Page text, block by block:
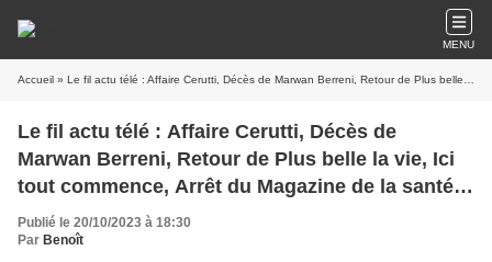
MENU
Accueil » Le fil actu télé : Affaire Cerutti, Décès de Marwan Berreni, Retour de Plus belle la vie, Ici tout commence, Arrêt du Magazine de la santé, The Voice Kids, Jean-Baptiste Marteau, TPMP, Alexia Laroche-Joubert, C+, Zap
Le fil actu télé : Affaire Cerutti, Décès de
Marwan Berreni, Retour de Plus belle la vie, Ici
tout commence, Arrêt du Magazine de la santé,
The Voice Kids, Jean-Baptiste Marteau, TPMP,
Alexia Laroche-Joubert, C+, Zap
Publié le 20/10/2023 à 18:30
Par Benoît